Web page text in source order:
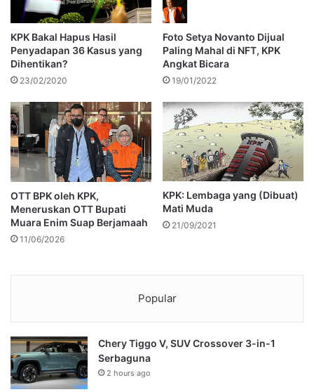
KPK Bakal Hapus Hasil
Penyadapan 36 Kasus yang
Dihentikan?
23/02/2020
Foto Setya Novanto Dijual
Paling Mahal di NFT, KPK
Angkat Bicara
19/01/2022
OTT BPK oleh KPK,
Meneruskan OTT Bupati
Muara Enim Suap Berjamaah
11/06/2026
KPK: Lembaga yang (Dibuat)
Mati Muda
21/09/2021
Popular
Chery Tiggo V, SUV Crossover 3-in-1
Serbaguna
2 hours ago